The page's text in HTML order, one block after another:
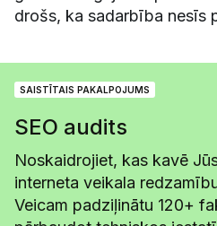
drošs, ka sadarbība nesīs
SAISTĪTAIS PAKALPOJUMS
SEO audits
Noskaidrojiet, kas kavē
interneta veikala
Veicam padziļinātu 120+